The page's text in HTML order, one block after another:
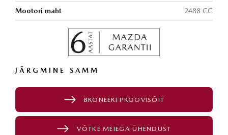
Mootori maht 2488 CC
JÄRGMINE SAMM
BRONEERI PROOVISÕIT
VÕTKE MEIEGA ÜHENDUST